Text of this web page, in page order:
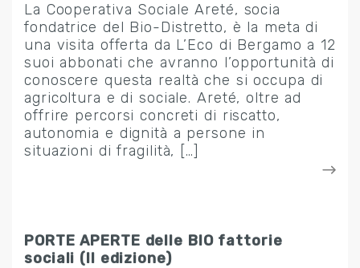
La Cooperativa Sociale Areté, socia
fondatrice del Bio-Distretto, è la meta di
una visita offerta da L’Eco di Bergamo a 12
suoi abbonati che avranno l’opportunità di
conoscere questa realtà che si occupa di
agricoltura e di sociale. Areté, oltre ad
offrire percorsi concreti di riscatto,
autonomia e dignità a persone in
situazioni di fragilità, […]
PORTE APERTE delle BIO fattorie
sociali (II edizione)